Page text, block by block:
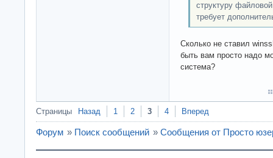
структуру
требует
Сколько не ставил
быть вам просто надо
система?
Страницы Назад 1 2 3 4 Вперед
Форум » Поиск сообщений » Сообщения от Просто